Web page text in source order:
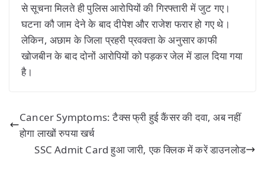
से सूचना मिलते ही पुलिस आरोपियों की गिरफ्तारी में जुट गए।
घटना कौ जाम देने के बाद दीपेश और राजेश फरार हो गए थे।
लेकिन, अछाम के जिला प्रहरी प्रवक्ता के अनुसार काफी
खोजबीन के बाद दोनों आरोपियों को पड़कर जेल में डाल दिया गया
है।
Cancer Symptoms: टैक्स फ्री हुई कैंसर की दवा, अब नहीं
होगा लाखों रुपया खर्च
SSC Admit Card हुआ जारी, एक क्लिक में करें डाउनलोड